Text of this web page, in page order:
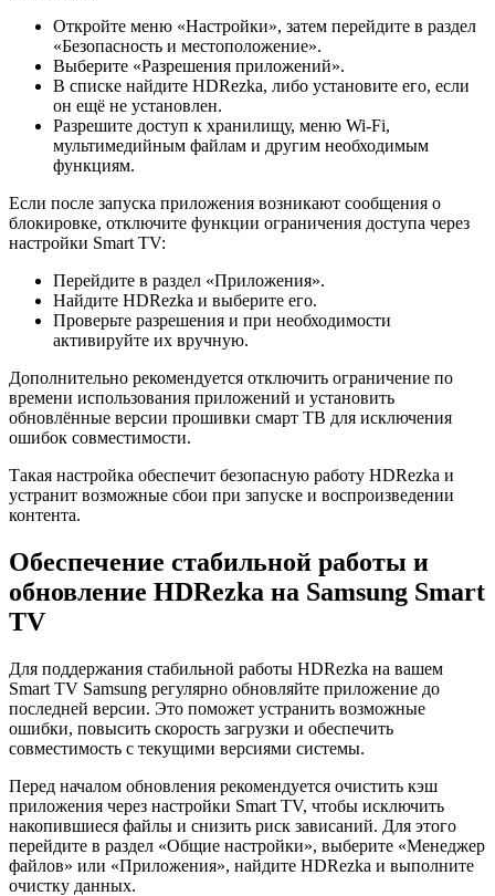
Откройте меню «Настройки», затем перейдите в раздел
«Безопасность и местоположение».
Выберите «Разрешения приложений».
В списке найдите HDRezka, либо установите его, если
он ещё не установлен.
Разрешите доступ к хранилищу, меню Wi-Fi,
мультимедийным файлам и другим необходимым
функциям.
Если после запуска приложения возникают сообщения о
блокировке, отключите функции ограничения доступа через
настройки Smart TV:
Перейдите в раздел «Приложения».
Найдите HDRezka и выберите его.
Проверьте разрешения и при необходимости
активируйте их вручную.
Дополнительно рекомендуется отключить ограничение по
времени использования приложений и установить
обновлённые версии прошивки смарт ТВ для исключения
ошибок совместимости.
Такая настройка обеспечит безопасную работу HDRezka и
устранит возможные сбои при запуске и воспроизведении
контента.
Обеспечение стабильной работы и
обновление HDRezka на Samsung Smart
TV
Для поддержания стабильной работы HDRezka на вашем
Smart TV Samsung регулярно обновляйте приложение до
последней версии. Это поможет устранить возможные
ошибки, повысить скорость загрузки и обеспечить
совместимость с текущими версиями системы.
Перед началом обновления рекомендуется очистить кэш
приложения через настройки Smart TV, чтобы исключить
накопившиеся файлы и снизить риск зависаний. Для этого
перейдите в раздел «Общие настройки», выберите «Менеджер
файлов» или «Приложения», найдите HDRezka и выполните
очистку данных.